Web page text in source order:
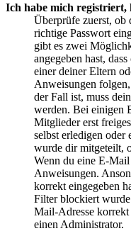
Ich habe mich registriert,
Überprüfe zuerst, ob
richtige Passwort
gibt es zwei
angegeben hast,
einer deiner Eltern
Anweisungen
der Fall ist, muss
werden. Bei einigen
Mitglieder erst
selbst erledigen
wurde dir mitgeteilt,
Wenn du eine E-Mail
Anweisungen.
korrekt eingegeben
Filter blockiert
Mail-Adresse
einen Administrator.